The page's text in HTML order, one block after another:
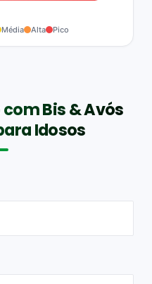
Média Alta Pico
Bis & Avós
Idosos